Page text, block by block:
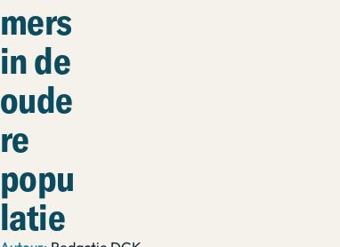
mers
in de
oude
re
popu
latie